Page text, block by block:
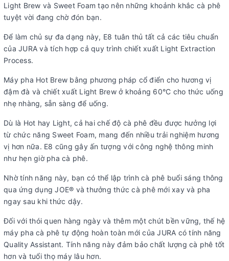
Light Brew và Sweet Foam tạo nên những khoảnh khắc cà phê
tuyệt vời đang chờ đón bạn.
Để làm chủ sự đa dạng này, E8 tuân thủ tất cả các tiêu chuẩn
của JURA và tích hợp cả quy trình chiết xuất Light Extraction
Process.
Máy pha Hot Brew bằng phương pháp cổ điển cho hương vị
đậm đà và chiết xuất Light Brew ở khoảng 60°C cho thức uống
nhẹ nhàng, sẵn sàng để uống.
Dù là Hot hay Light, cả hai chế độ cà phê đều được hưởng lợi
từ chức năng Sweet Foam, mang đến nhiều trải nghiệm hương
vị hơn nữa. E8 cũng gây ấn tượng với công nghệ thông minh
như hẹn giờ pha cà phê.
Nhờ tính năng này, bạn có thể lập trình cà phê buổi sáng thông
qua ứng dụng JOE® và thưởng thức cà phê mới xay và pha
ngay sau khi thức dậy.
Đối với thói quen hàng ngày và thêm một chút bền vững, thế hệ
máy pha cà phê tự động hoàn toàn mới của JURA có tính năng
Quality Assistant. Tính năng này đảm bảo chất lượng cà phê tốt
hơn và tuổi thọ máy lâu hơn.